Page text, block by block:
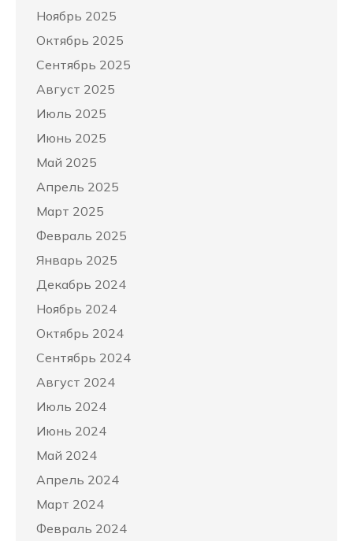
Ноябрь 2025
Октябрь 2025
Сентябрь 2025
Август 2025
Июль 2025
Июнь 2025
Май 2025
Апрель 2025
Март 2025
Февраль 2025
Январь 2025
Декабрь 2024
Ноябрь 2024
Октябрь 2024
Сентябрь 2024
Август 2024
Июль 2024
Июнь 2024
Май 2024
Апрель 2024
Март 2024
Февраль 2024